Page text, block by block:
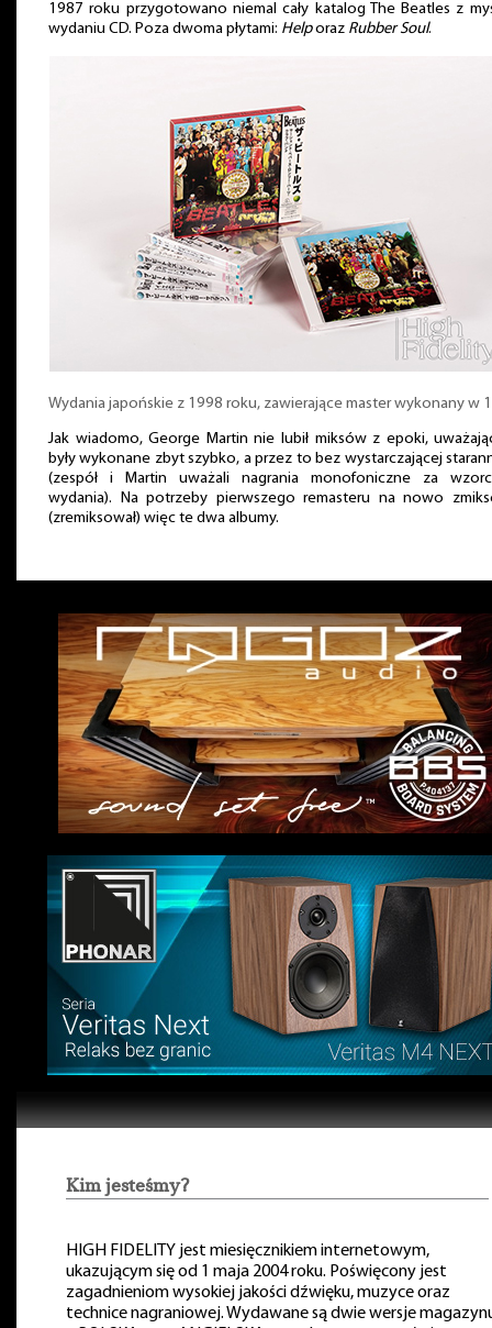
1987 roku przygotowano niemal cały katalog The Beatles z
wydaniu CD. Poza dwoma płytami: Helporaz Rubber Soul.
Wydania japońskie z 1998 roku, zawierające master wykonany w
Jak wiadomo, George Martin nie lubił miksów z epoki,
były wykonane zbyt szybko, a przez to bez wystarczającej
(zespół i Martin uważali nagrania monofoniczne za
wydania). Na potrzeby pierwszego remasteru na nowo
(zremiksował) więc te dwa albumy.
Kim jesteśmy?
HIGH FIDELITY jest miesięcznikiem internetowym,
ukazującym się od 1 maja 2004 roku. Poświęcony jest
zagadnieniom wysokiej jakości dźwięku, muzyce oraz
technice nagraniowej. Wydawane są dwie wersje